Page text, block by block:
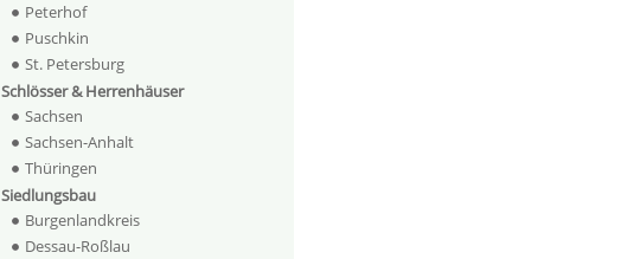
Peterhof
Puschkin
St. Petersburg
Schlösser & Herrenhäuser
Sachsen
Sachsen-Anhalt
Thüringen
Siedlungsbau
Burgenlandkreis
Dessau-Roßlau